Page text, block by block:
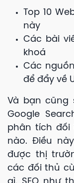
Top 10
này
Các bài
khoá
Các
để đẩy về
Và bạn cũng
Google
phân tích
nào. Điều
được thị
các đối thủ